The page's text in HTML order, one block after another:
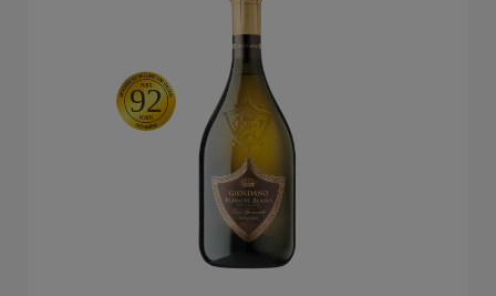
92